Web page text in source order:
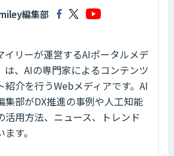
編集部
イリーが運営するAIポータルメデ
は、AIの専門家によるコンテンツ
紹介を行うWebメディアです。AI
集部がDX推進の事例や人工知能
活用方法、ニュース、トレンド
す。